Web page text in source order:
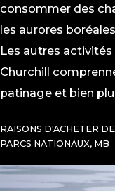
consommer des
les aurores
Les autres
Churchill
patinage et bien
RAISONS D'ACHETER
PARCS NATIONAUX, MB